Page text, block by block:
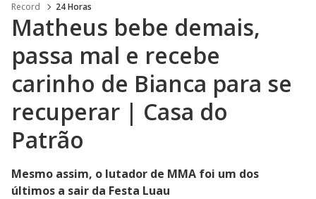
Record 24 Horas
Matheus bebe demais,
passa mal e recebe
carinho de Bianca para se
recuperar | Casa do
Patrão
Mesmo assim, o lutador de MMA foi um dos
últimos a sair da Festa Luau